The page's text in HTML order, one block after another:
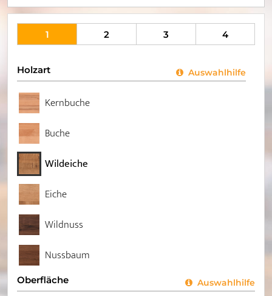
1 2 3 4
Holzart Auswahlhilfe
Kernbuche
Buche
Wildeiche
Eiche
Wildnuss
Nussbaum
Oberfläche Auswahlhilfe